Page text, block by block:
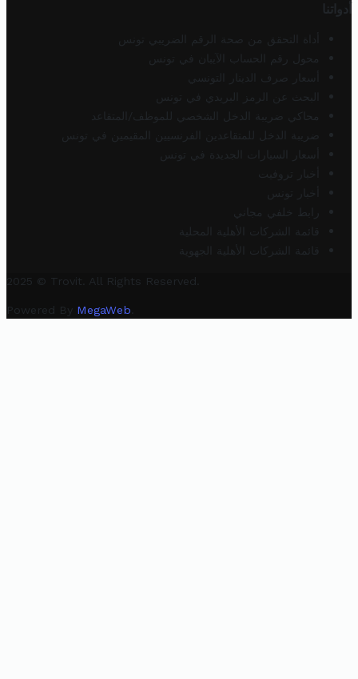
أدواتنا
أداة التحقق من صحة الرقم الضريبي تونس
محول رقم الحساب الآيبان في تونس
أسعار صرف الدينار التونسي
البحث عن الرمز البريدي في تونس
محاكي ضريبة الدخل الشخصي للموظف/المتقاعد
ضريبة الدخل للمتقاعدين الفرنسيين المقيمين في تونس
أسعار السيارات الجديدة في تونس
أخبار تروفيت
أخبار تونس
رابط خلفي مجاني
قائمة الشركات الأهلية المحلية
قائمة الشركات الأهلية الجهوية
2025 © Trovit. All Rights Reserved.
Powered By MegaWeb